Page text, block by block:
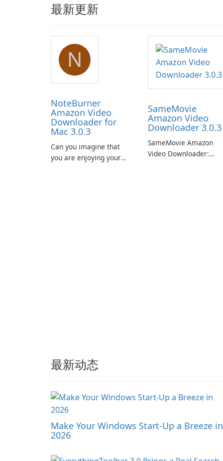
最新更新
N
NoteBurner
Amazon Video
Downloader for
Mac 3.0.3
Can you imagine that
you are enjoying your
SameMovie
Amazon Video
Downloader 3.0.3
SameMovie Amazon
Video Downloader:
最新动态
Make Your Windows Start-Up a Breeze in
2026